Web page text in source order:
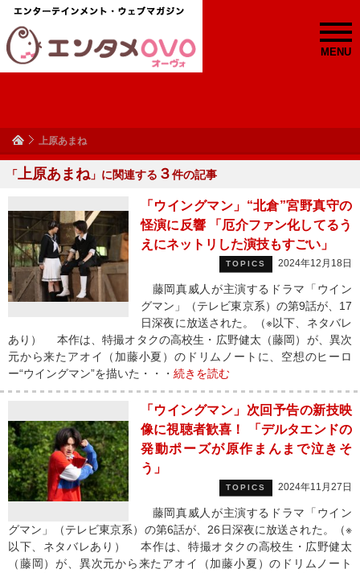
MENU
上原あまね
「上原あまね 」に関連する ３件の記事
「ウイングマン」“北倉”宮野真守の
怪演に反響 「厄介ファン化してるう
えにネットリした演技もすごい」
TOPICS 2024年12月18日
藤岡真威人が主演するドラマ「ウイン
グマン」（テレビ東京系）の第9話が、17
日深夜に放送された。（※以下、ネタバレ
あり） 本作は、特撮オタクの高校生・広野健太（藤岡）が、異次
元から来たアオイ（加藤小夏）のドリムノートに、空想のヒーロ
ー“ウイングマン”を描いた・・・ 続きを読む
「ウイングマン」次回予告の新技映
像に視聴者歓喜！ 「デルタエンドの
発動ポーズが原作まんまで泣きそ
う」
TOPICS 2024年11月27日
藤岡真威人が主演するドラマ「ウイン
グマン」（テレビ東京系）の第6話が、26日深夜に放送された。（※
以下、ネタバレあり） 本作は、特撮オタクの高校生・広野健太
（藤岡）が、異次元から来たアオイ（加藤小夏）のドリムノート